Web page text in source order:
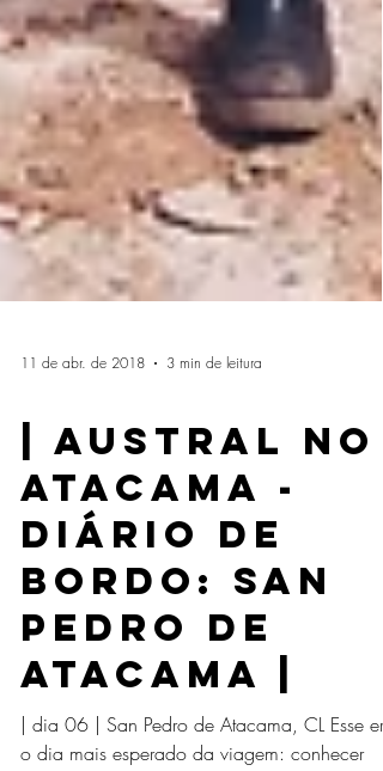
11 de abr. de 2018 3 min de leitura
VIAGEM
| Austral no
Atacama -
Diário de
Bordo: San
Pedro de
Atacama |